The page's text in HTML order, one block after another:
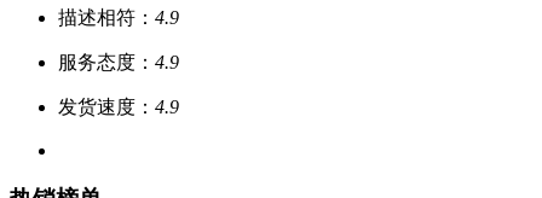
描述相符： 4.9
服务态度： 4.9
发货速度： 4.9